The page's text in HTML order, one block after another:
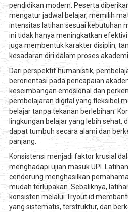
pendidikan modern. Peserta
mengatur jadwal belajar, memilih
intensitas latihan sesuai kebutuhan
ini tidak hanya meningkatkan
juga membentuk karakter disiplin,
kesadaran diri dalam proses
Dari perspektif humanistik,
berorientasi pada pencapaian
keseimbangan emosional dan
pembelajaran digital yang fleksibel
belajar tanpa tekanan berlebihan.
lingkungan belajar yang lebih sehat,
dapat tumbuh secara alami dan
panjang.
Konsistensi menjadi faktor krusial
menghadapi ujian masuk UPI.
cenderung menghasilkan
mudah terlupakan. Sebaliknya,
konsisten melalui Tryout.id
yang sistematis, terstruktur, dan